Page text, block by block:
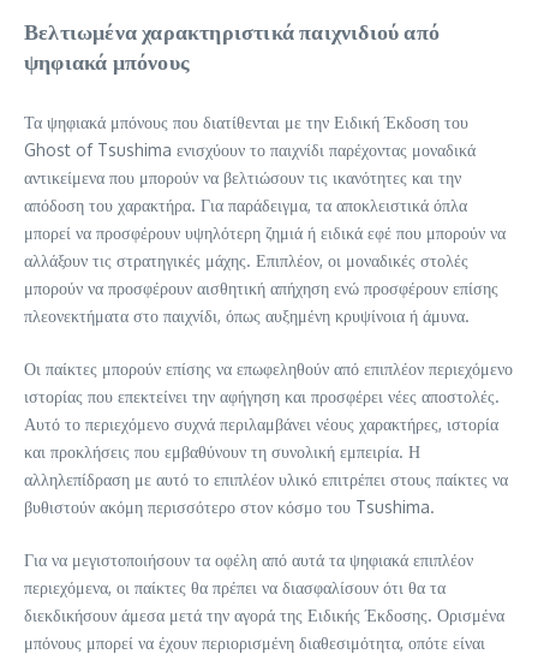
Βελτιωμένα χαρακτηριστικά παιχνιδιού από
ψηφιακά μπόνους
Τα ψηφιακά μπόνους που διατίθενται με την Ειδική Έκδοση του
Ghost of Tsushima ενισχύουν το παιχνίδι παρέχοντας μοναδικά
αντικείμενα που μπορούν να βελτιώσουν τις ικανότητες και την
απόδοση του χαρακτήρα. Για παράδειγμα, τα αποκλειστικά όπλα
μπορεί να προσφέρουν υψηλότερη ζημιά ή ειδικά εφέ που μπορούν να
αλλάξουν τις στρατηγικές μάχης. Επιπλέον, οι μοναδικές στολές
μπορούν να προσφέρουν αισθητική απήχηση ενώ προσφέρουν επίσης
πλεονεκτήματα στο παιχνίδι, όπως αυξημένη κρυψίνοια ή άμυνα.
Οι παίκτες μπορούν επίσης να επωφεληθούν από επιπλέον περιεχόμενο
ιστορίας που επεκτείνει την αφήγηση και προσφέρει νέες αποστολές.
Αυτό το περιεχόμενο συχνά περιλαμβάνει νέους χαρακτήρες, ιστορία
και προκλήσεις που εμβαθύνουν τη συνολική εμπειρία. Η
αλληλεπίδραση με αυτό το επιπλέον υλικό επιτρέπει στους παίκτες να
βυθιστούν ακόμη περισσότερο στον κόσμο του Tsushima.
Για να μεγιστοποιήσουν τα οφέλη από αυτά τα ψηφιακά επιπλέον
περιεχόμενα, οι παίκτες θα πρέπει να διασφαλίσουν ότι θα τα
διεκδικήσουν άμεσα μετά την αγορά της Ειδικής Έκδοσης. Ορισμένα
μπόνους μπορεί να έχουν περιορισμένη διαθεσιμότητα, οπότε είναι